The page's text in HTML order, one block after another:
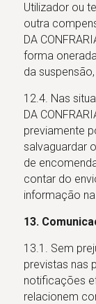
Utilizador ou
outra
DA
forma
da
12.4. Nas
DA
previamente
salvaguardar
de
contar do
informação
13.
13.1. Sem
previstas nas
notificações
relacionem